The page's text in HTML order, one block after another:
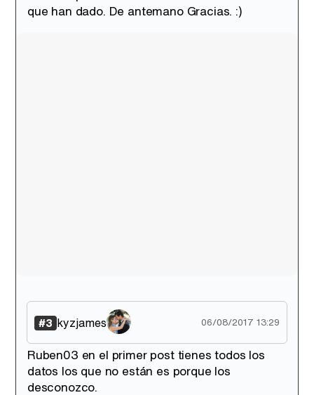
que han dado. De antemano Gracias. :)
#3 kyzjames 06/08/2017 13:29
Ruben03 en el primer post tienes todos los
datos los que no están es porque los
desconozco.